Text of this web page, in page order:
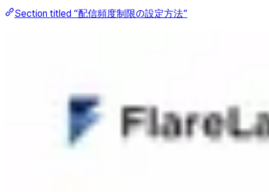
Section titled “配信頻度制限の設定方法”